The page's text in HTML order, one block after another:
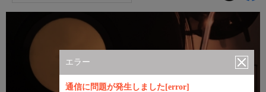
エラー
通信に問題が発生しました[error]